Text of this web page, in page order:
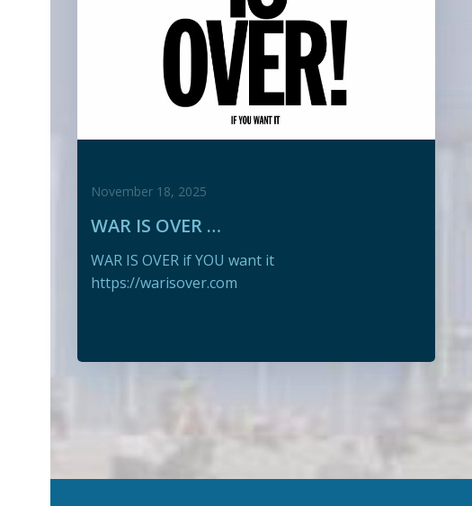
November 18, 2025
WAR IS OVER …
WAR IS OVER if YOU want it
https://warisover.com